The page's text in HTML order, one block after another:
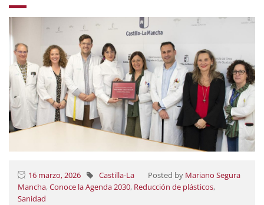
16 marzo, 2026 Posted by Mariano Segura
Castilla-La
Mancha,Conoce la Agenda 2030, Reducción de plásticos,
Sanidad